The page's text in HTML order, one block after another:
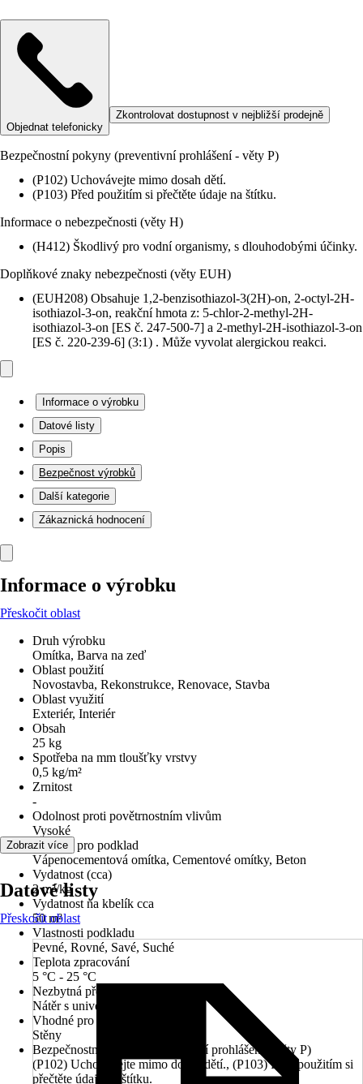
Objednat telefonicky
Zkontrolovat dostupnost v nejbližší prodejně
Bezpečnostní pokyny (preventivní prohlášení - věty P)
(P102) Uchovávejte mimo dosah dětí.
(P103) Před použitím si přečtěte údaje na štítku.
Informace o nebezpečnosti (věty H)
(H412) Škodlivý pro vodní organismy, s dlouhodobými účinky.
Doplňkové znaky nebezpečnosti (věty EUH)
(EUH208) Obsahuje 1,2-benzisothiazol-3(2H)-on, 2-octyl-2H-
isothiazol-3-on, reakční hmota z: 5-chlor-2-methyl-2H-
isothiazol-3-on [ES č. 247-500-7] a 2-methyl-2H-isothiazol-3-on
[ES č. 220-239-6] (3:1) . Může vyvolat alergickou reakci.
Informace o výrobku
Datové listy
Popis
Bezpečnost výrobků
Další kategorie
Zákaznická hodnocení
Informace o výrobku
Přeskočit oblast
Druh výrobku
Omítka, Barva na zeď
Oblast použití
Novostavba, Rekonstrukce, Renovace, Stavba
Oblast využití
Exteriér, Interiér
Obsah
25 kg
Spotřeba na mm tloušťky vrstvy
0,5 kg/m²
Zrnitost
-
Odolnost proti povětrnostním vlivům
Vysoké
Vhodné pro podklad
Vápenocementová omítka, Cementové omítky, Beton
Vydatnost (cca)
2 m²/kg
Vydatnost na kbelík cca
50 m²
Vlastnosti podkladu
Pevné, Rovné, Savé, Suché
Teplota zpracování
5 °C - 25 °C
Nezbytná předúprava
Nátěr s univerzální penetrací
Vhodné pro
Stěny
Bezpečnostní pokyny (preventivní prohlášení - věty P)
(P102) Uchovávejte mimo dosah dětí., (P103) Před použitím si
přečtěte údaje na štítku.
Zobrazit více
Datové listy
Přeskočit oblast